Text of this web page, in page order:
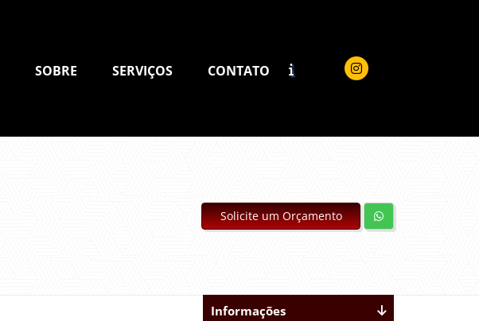
SOBRE SERVIÇOS CONTATO
Solicite um Orçamento
Informações